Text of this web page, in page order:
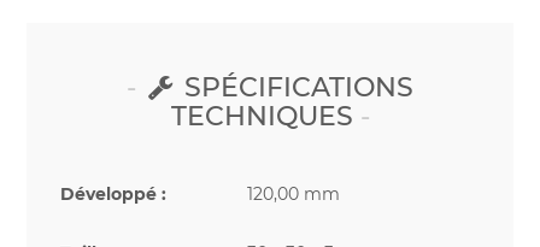
SPÉCIFICATIONS
TECHNIQUES
Développé : 120,00 mm